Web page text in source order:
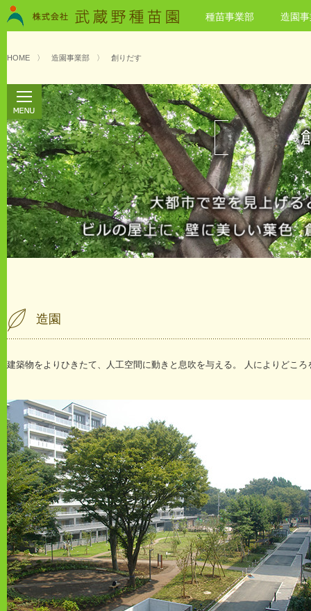
種苗事業部 造園
HOME 〉 造園事業部 〉 創りだす
造園
建築物をよりひきたて、人工空間に動きと息吹を与える。 人によりどころ